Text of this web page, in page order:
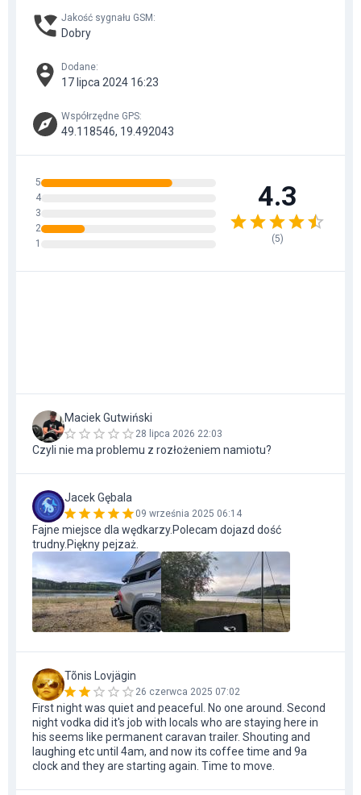
Jakość sygnału GSM :
Dobry
Dodane:
17 lipca 2024 16:23
Współrzędne GPS:
49.118546, 19.492043
5
4
3
2
1
4.3
(5)
Maciek Gutwiński
28 lipca 2026 22:03
Czyli nie ma problemu z rozłożeniem namiotu?
Jacek Gębala
09 września 2025 06:14
Fajne miejsce dla wędkarzy.Polecam dojazd dość
trudny.Piękny pejzaż.
Tõnis Lovjägin
26 czerwca 2025 07:02
First night was quiet and peaceful. No one around. Second
night vodka did it's job with locals who are staying here in
his seems like permanent caravan trailer. Shouting and
laughing etc until 4am, and now its coffee time and 9a
clock and they are starting again. Time to move.